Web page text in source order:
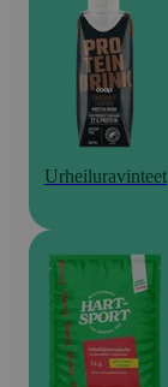
Urheiluravinteet